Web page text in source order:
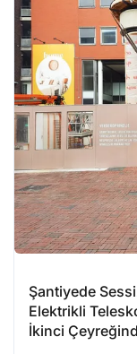
Şantiyede
Elektrikli
İkinci